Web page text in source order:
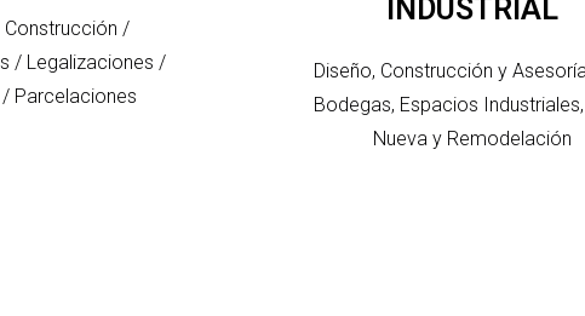
Construcción /
/ Legalizaciones /
Parcelaciones
INDUSTRIAL
Diseño, Construcción y
Bodegas, Espacios
Nueva y Remodelación